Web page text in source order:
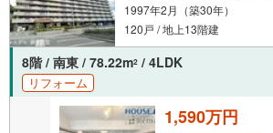
1997年2月（築30年）
120戸 / 地上13階建
8階 / 南東 / 78.22m2 / 4LDK
リフォーム
1,590万円